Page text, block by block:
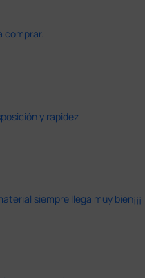
comprar.
y rapidez
siempre llega muy bien¡¡¡